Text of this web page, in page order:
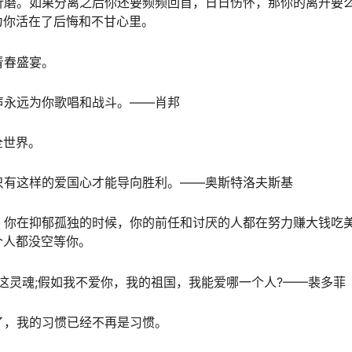
活在了后悔和不甘心里。
盛宴。
永远为你歌唱和战斗。——肖邦
界。
这样的爱国心才能导向胜利。——奥斯特洛夫斯基
在抑郁孤独的时候，你的前任和讨厌的人都在努力赚大钱吃
都没空等你。
灵魂;假如我不爱你，我的祖国，我能爱哪一个人?——裴多菲
我的习惯已经不再是习惯。